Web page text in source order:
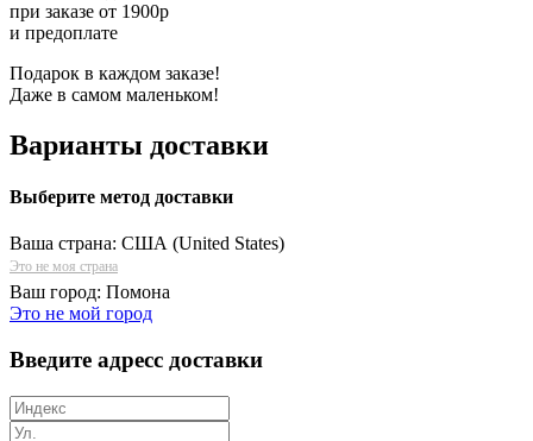
при заказе от 1900р
и предоплате
Подарок в каждом заказе!
Даже в самом маленьком!
Варианты доставки
Выберите метод доставки
Ваша страна: США (United States)
Это не моя страна
Ваш город: Помона
Это не мой город
Введите адресс доставки